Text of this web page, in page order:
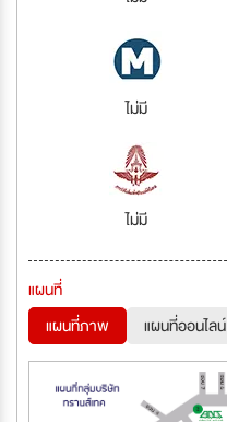
ไม่มี
ไม่มี
แผนที่
แผนที่ภาพ
แผนที่ออนไลน์